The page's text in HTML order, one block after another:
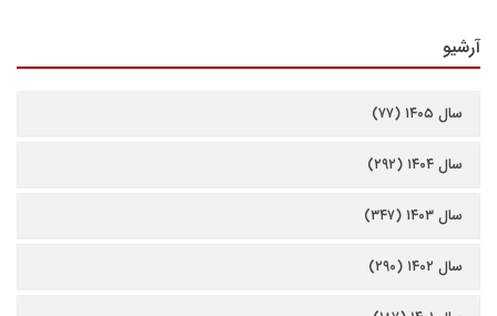
آرشیو
سال ۱۴۰۵ (۷۷)
سال ۱۴۰۴ (۲۹۲)
سال ۱۴۰۳ (۳۴۷)
سال ۱۴۰۲ (۲۹۰)